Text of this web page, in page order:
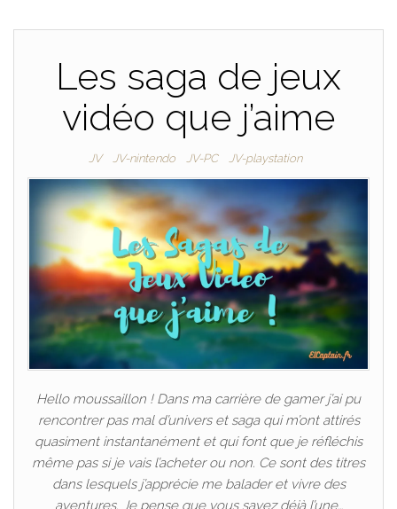
Les saga de jeux
vidéo que j’aime
JV JV-nintendo JV-PC JV-playstation
Hello moussaillon ! Dans ma carrière de gamer j’ai pu
rencontrer pas mal d’univers et saga qui m’ont attirés
quasiment instantanément et qui font que je réfléchis
même pas si je vais l’acheter ou non. Ce sont des titres
dans lesquels j’apprécie me balader et vivre des
aventures. Je pense que vous savez déjà l’une…